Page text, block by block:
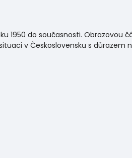
1950 do současnosti. Obrazovou
v Československu s důrazem